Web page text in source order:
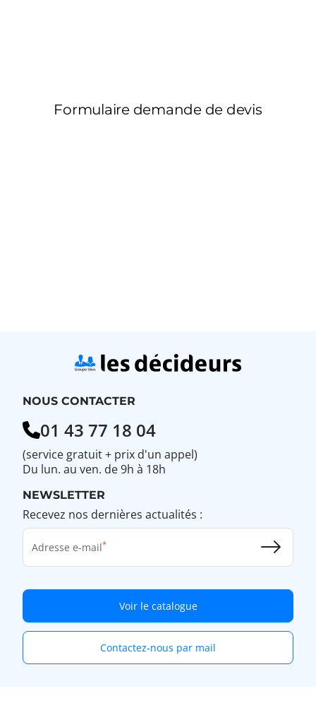
NOUS CONTACTER
01 43 77 18 04
(service gratuit + prix d'un appel)
Du lun. au ven. de 9h à 18h
NEWSLETTER
Recevez nos dernières actualités :
Adresse e-mail
Voir le catalogue
Contactez-nous par mail